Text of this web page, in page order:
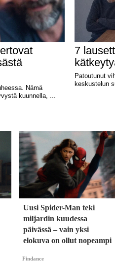
Uusi Spider-Man teki
miljardin kuudessa
päivässä – vain yksi
elokuva on ollut nopeampi
Findance